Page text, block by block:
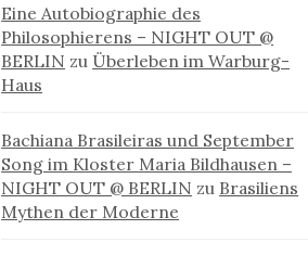
Eine Autobiographie des
Philosophierens – NIGHT OUT @
BERLIN zu Überleben im Warburg-
Haus
Bachiana Brasileiras und September
Song im Kloster Maria Bildhausen –
NIGHT OUT @ BERLIN zu Brasiliens
Mythen der Moderne